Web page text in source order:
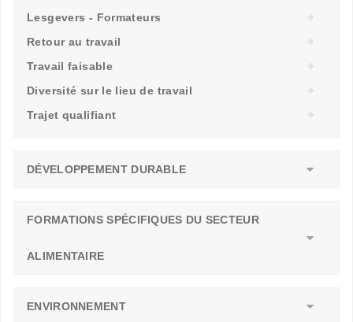
Lesgevers - Formateurs
Retour au travail
Travail faisable
Diversité sur le lieu de travail
Trajet qualifiant
DÉVELOPPEMENT DURABLE
FORMATIONS SPÉCIFIQUES DU SECTEUR
ALIMENTAIRE
ENVIRONNEMENT